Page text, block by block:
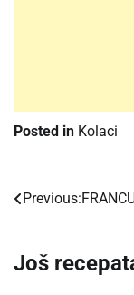
Posted in Kolaci
Post
Previous:
Još